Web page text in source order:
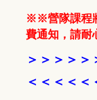
※※營隊課程
費通知，請
＞＞＞＞＞
＜＜ ＜＜＜